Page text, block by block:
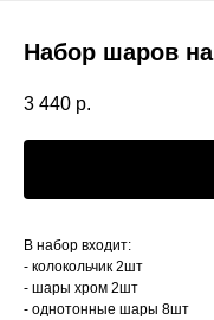
Набор шаров
3 440 р.
В набор входит:
- колокольчик 2шт
- шары хром 2шт
- однотонные шары 8шт